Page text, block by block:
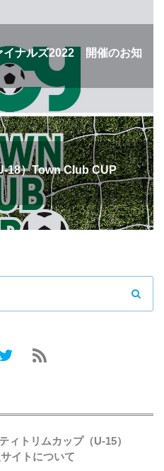
イナルズ2022 開催のお知
18）Town Club CUP
ィトリムカップ（U-15）
イトについて